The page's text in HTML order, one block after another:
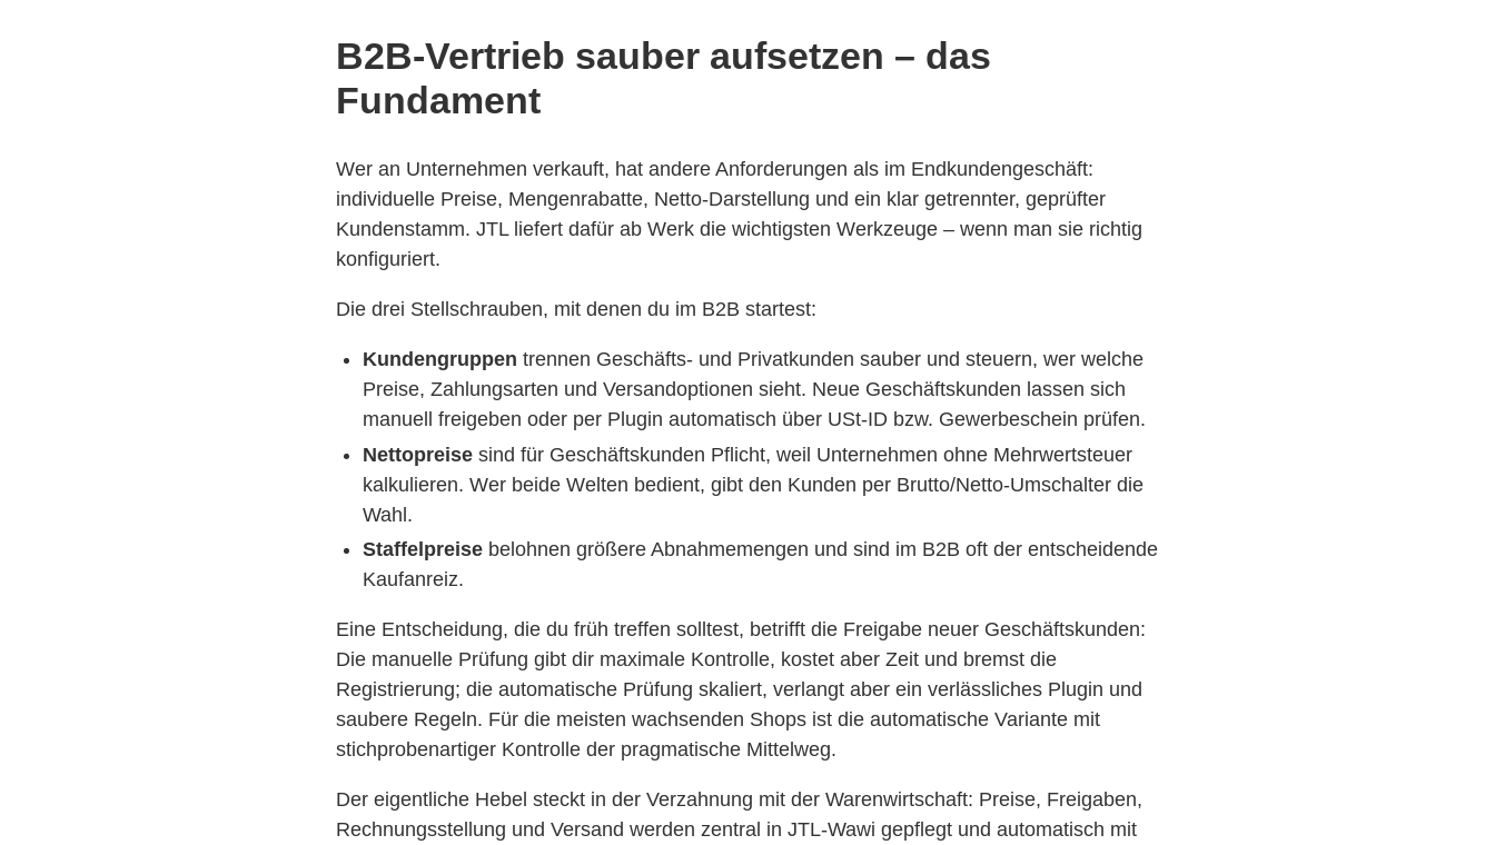
B2B-Vertrieb sauber aufsetzen – das
Fundament
Wer an Unternehmen verkauft, hat andere Anforderungen als im Endkundengeschäft:
individuelle Preise, Mengenrabatte, Netto-Darstellung und ein klar getrennter, geprüfter
Kundenstamm. JTL liefert dafür ab Werk die wichtigsten Werkzeuge – wenn man sie richtig
konfiguriert.
Die drei Stellschrauben, mit denen du im B2B startest:
Kundengruppen trennen Geschäfts- und Privatkunden sauber und steuern, wer welche
Preise, Zahlungsarten und Versandoptionen sieht. Neue Geschäftskunden lassen sich
manuell freigeben oder per Plugin automatisch über USt-ID bzw. Gewerbeschein prüfen.
Nettopreise sind für Geschäftskunden Pflicht, weil Unternehmen ohne Mehrwertsteuer
kalkulieren. Wer beide Welten bedient, gibt den Kunden per Brutto/Netto-Umschalter die
Wahl.
Staffelpreise belohnen größere Abnahmemengen und sind im B2B oft der entscheidende
Kaufanreiz.
Eine Entscheidung, die du früh treffen solltest, betrifft die Freigabe neuer Geschäftskunden:
Die manuelle Prüfung gibt dir maximale Kontrolle, kostet aber Zeit und bremst die
Registrierung; die automatische Prüfung skaliert, verlangt aber ein verlässliches Plugin und
saubere Regeln. Für die meisten wachsenden Shops ist die automatische Variante mit
stichprobenartiger Kontrolle der pragmatische Mittelweg.
Der eigentliche Hebel steckt in der Verzahnung mit der Warenwirtschaft: Preise, Freigaben,
Rechnungsstellung und Versand werden zentral in JTL-Wawi gepflegt und automatisch mit